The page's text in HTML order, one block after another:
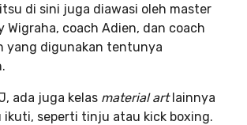
di sini juga diawasi oleh master
Wigraha, coach Adien, dan coach
yang digunakan tentunya
ada juga kelas material artlainnya
ikuti, seperti tinju atau kick boxing.